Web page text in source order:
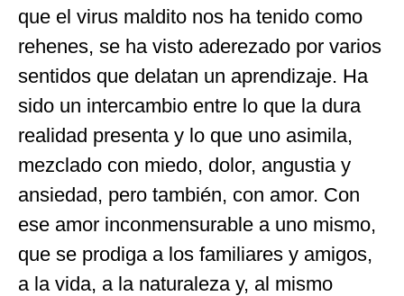
que el virus maldito nos ha tenido como
rehenes, se ha visto aderezado por varios
sentidos que delatan un aprendizaje. Ha
sido un intercambio entre lo que la dura
realidad presenta y lo que uno asimila,
mezclado con miedo, dolor, angustia y
ansiedad, pero también, con amor. Con
ese amor inconmensurable a uno mismo,
que se prodiga a los familiares y amigos,
a la vida, a la naturaleza y, al mismo